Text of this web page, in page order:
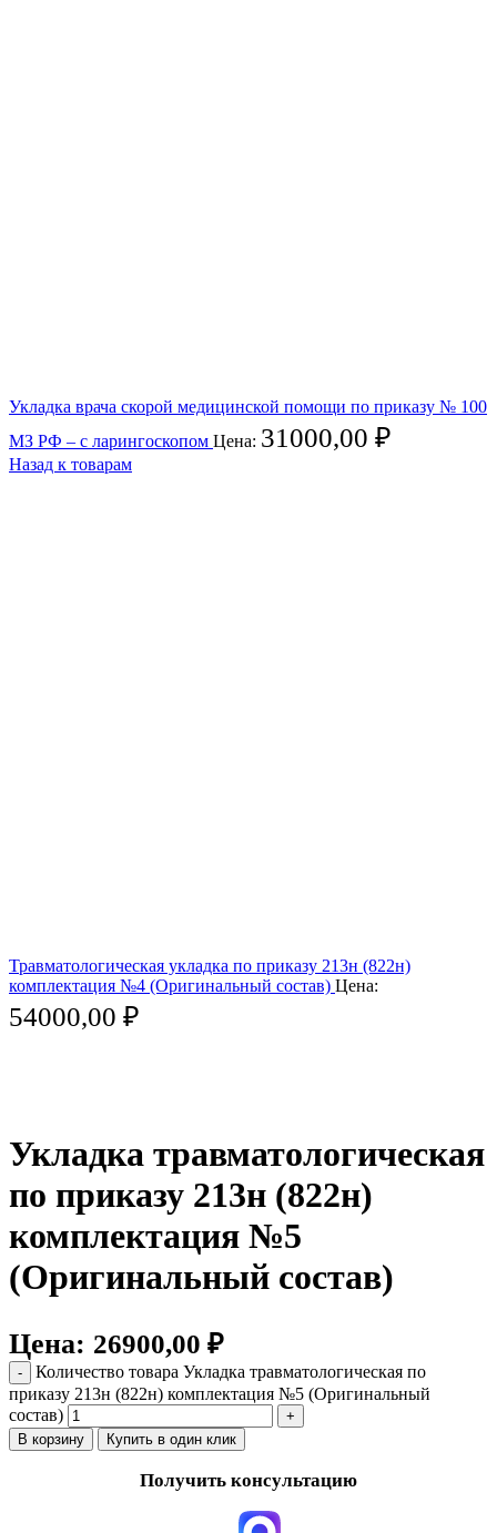
Укладка врача скорой медицинской помощи по приказу № 100
МЗ РФ – с ларингоскопом Цена: 31000,00 ₽
Назад к товарам
Травматологическая укладка по приказу 213н (822н)
комплектация №4 (Оригинальный состав) Цена:
54000,00 ₽
Укладка травматологическая
по приказу 213н (822н)
комплектация №5
(Оригинальный состав)
Цена: 26900,00 ₽
Количество товара Укладка травматологическая по
приказу 213н (822н) комплектация №5 (Оригинальный
состав)
В корзину Купить в один клик
Получить консультацию